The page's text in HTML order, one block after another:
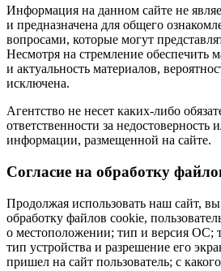
Информация на данном сайте не
и предназначена для общего
вопросами, которые могут
Несмотря на стремление обеспечить
и актуальность материалов,
исключена.
Агентство не несет каких-либо
ответственности за недостоверность
информации, размещенной на сайте.
Cогласие на обработку
Продолжая использовать наш сайт, вы
обработку файлов cookie,
о местоположении; тип и версия ОС;
тип устройства и разрешение его
пришел на сайт пользователь; с